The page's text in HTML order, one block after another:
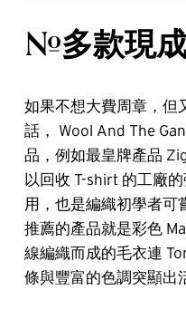
#多款現
如果不想大費周章，但
話， Wool And The
品，例如最皇牌產品
以回收 T-shirt 的工廠
用，也是編織初學者可
推薦的產品就是彩色
線編織而成的毛衣連
條與豐富的色調突顯出